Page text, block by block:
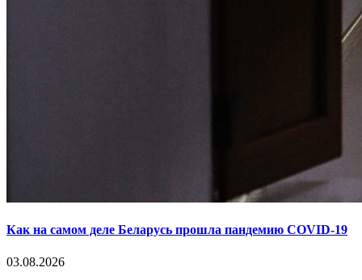
Как на самом деле Беларусь прошла пандемию COVID-19
03.08.2026